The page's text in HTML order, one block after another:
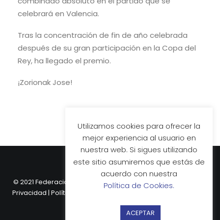
celebrará en Valencia.
Tras la concentración de fin de año celebrada
después de su gran participación en la Copa del
Rey, ha llegado el premio.
¡Zorionak Jose!
© 2021 Federación Vasca de Hockey.Aviso Legal|
Privacidad | Política de Cookies
Comunicación.
Utilizamos cookies para ofrecer la
mejor experiencia al usuario en
nuestra web. Si sigues utilizando
este sitio asumiremos que estás de
acuerdo con nuestra
Política de Cookies.
ACEPTAR